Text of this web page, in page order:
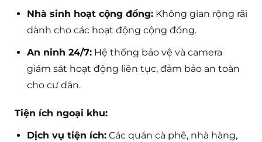
Nhà sinh hoạt cộng đồng:Không gian rộng rãi
dành cho các hoạt động cộng đồng.
An ninh 24/7:Hệ thống bảo vệ và camera
giám sát hoạt động liên tục, đảm bảo an toàn
cho cư dân.
Tiện ích ngoại khu:
Dịch vụ tiện ích:Các quán cà phê, nhà hàng,